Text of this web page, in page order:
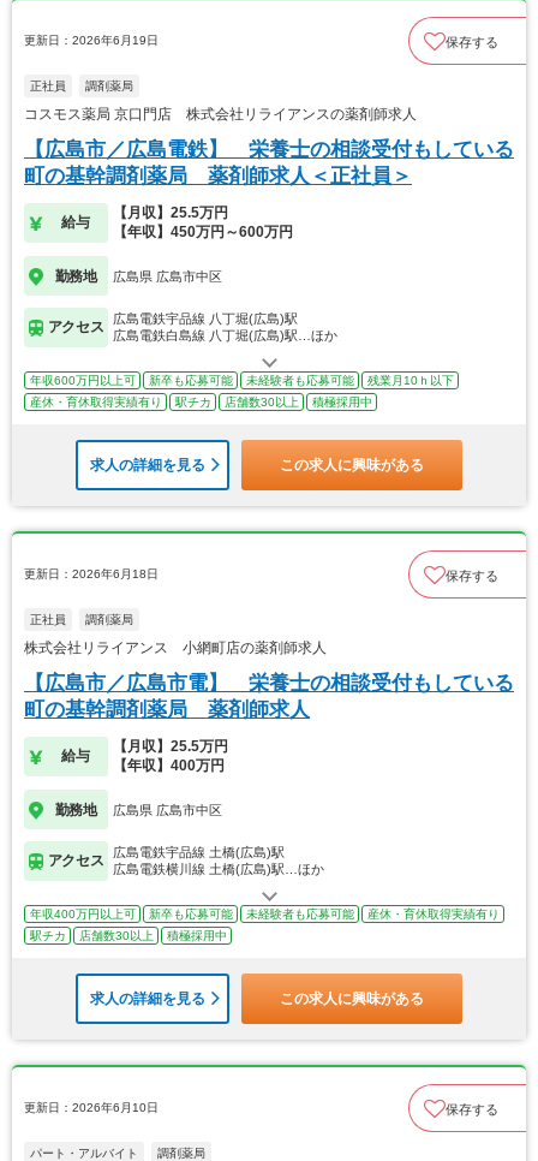
更新日：2026年6月19日 保存する
正社員 調剤薬局
コスモス薬局 京口門店 株式会社リライアンスの薬剤師求人
【広島市／広島電鉄】 栄養士の相談受付もしている
町の基幹調剤薬局 薬剤師求人＜正社員＞
給与
【月収】25.5万円
【年収】450万円～600万円
勤務地 広島県 広島市中区
アクセス
広島電鉄宇品線 八丁堀(広島)駅
広島電鉄白島線 八丁堀(広島)駅…ほか
年収600万円以上可 新卒も応募可能 未経験者も応募可能
残業月10ｈ以下
産休・育休取得実績有り
駅チカ 店舗数30以上 積極採用中
求人の詳細を見る この求人に興味がある
更新日：2026年6月18日 保存する
正社員 調剤薬局
株式会社リライアンス 小網町店の薬剤師求人
【広島市／広島市電】 栄養士の相談受付もしている
町の基幹調剤薬局 薬剤師求人
給与
【月収】25.5万円
【年収】400万円
勤務地 広島県 広島市中区
アクセス
広島電鉄宇品線 土橋(広島)駅
広島電鉄横川線 土橋(広島)駅…ほか
年収400万円以上可 新卒も応募可能 未経験者も応募可能
産休・育休取得実績有り
駅チカ
店舗数30以上 積極採用中
求人の詳細を見る この求人に興味がある
更新日：2026年6月10日 保存する
パート・アルバイト 調剤薬局